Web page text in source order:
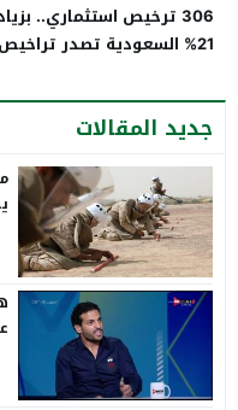
306 ترخيص استثماري..
21% السعودية تصدر تراخيص
جديد المقالات